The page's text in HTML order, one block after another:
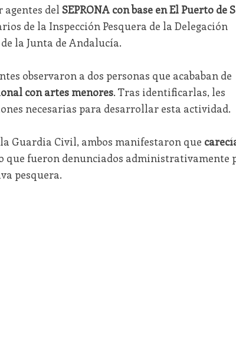
del SEPRONA con base en El Puerto de
de la Inspección Pesquera de la Delegación
la Junta de Andalucía.
observaron a dos personas que acababan de
con artes menores. Tras identificarlas, les
necesarias para desarrollar esta actividad.
Guardia Civil, ambos manifestaron que
que fueron denunciados administrativamente
pesquera.